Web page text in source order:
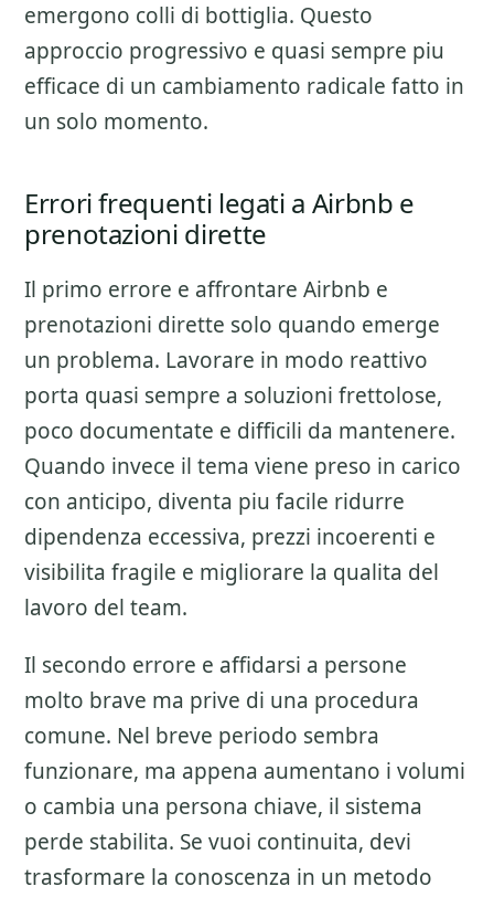
emergono colli di bottiglia. Questo
approccio progressivo e quasi sempre piu
efficace di un cambiamento radicale fatto in
un solo momento.
Errori frequenti legati a Airbnb e
prenotazioni dirette
Il primo errore e affrontare Airbnb e
prenotazioni dirette solo quando emerge
un problema. Lavorare in modo reattivo
porta quasi sempre a soluzioni frettolose,
poco documentate e difficili da mantenere.
Quando invece il tema viene preso in carico
con anticipo, diventa piu facile ridurre
dipendenza eccessiva, prezzi incoerenti e
visibilita fragile e migliorare la qualita del
lavoro del team.
Il secondo errore e affidarsi a persone
molto brave ma prive di una procedura
comune. Nel breve periodo sembra
funzionare, ma appena aumentano i volumi
o cambia una persona chiave, il sistema
perde stabilita. Se vuoi continuita, devi
trasformare la conoscenza in un metodo